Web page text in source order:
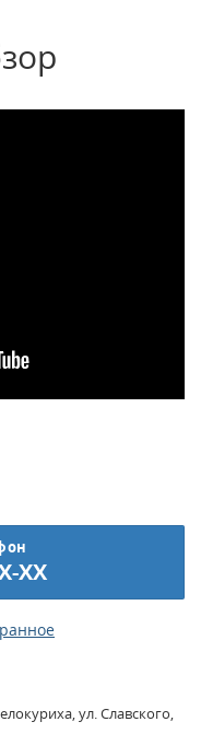
XX
ул. Славского,